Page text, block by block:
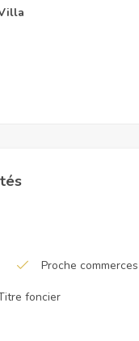
Proche commerces
foncier